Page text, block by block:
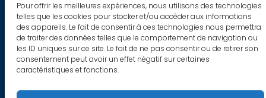
Pour offrir les meilleures expériences, nous utilisons des technologies
telles que les cookies pour stocker et/ou accéder aux informations
des appareils. Le fait de consentir à ces technologies nous permettra
de traiter des données telles que le comportement de navigation ou
les ID uniques sur ce site. Le fait de ne pas consentir ou de retirer son
consentement peut avoir un effet négatif sur certaines
caractéristiques et fonctions.